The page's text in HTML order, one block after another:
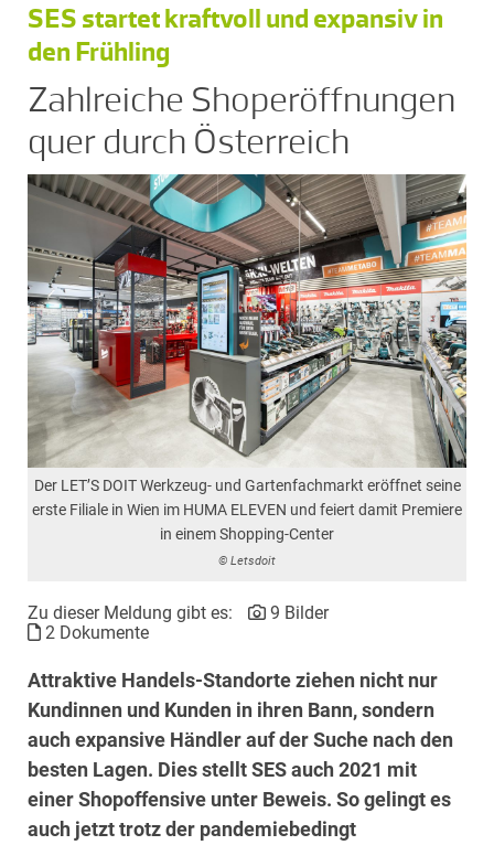
SES startet kraftvoll und expansiv in
den Frühling
Zahlreiche Shoperöffnungen
quer durch Österreich
Der LET’S DOIT Werkzeug- und Gartenfachmarkt eröffnet seine
erste Filiale in Wien im HUMA ELEVEN und feiert damit Premiere
in einem Shopping-Center
© Letsdoit
Zu dieser Meldung gibt es:
9 Bilder
2 Dokumente
Attraktive Handels-Standorte ziehen nicht nur
Kundinnen und Kunden in ihren Bann, sondern
auch expansive Händler auf der Suche nach den
besten Lagen. Dies stellt SES auch 2021 mit
einer Shopoffensive unter Beweis. So gelingt es
auch jetzt trotz der pandemiebedingt